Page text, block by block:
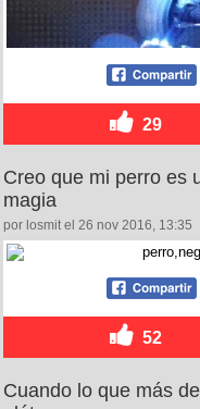
29
Creo que mi perro es
magia
por losmit el 26 nov 2016, 13:35
52
Cuando lo que más